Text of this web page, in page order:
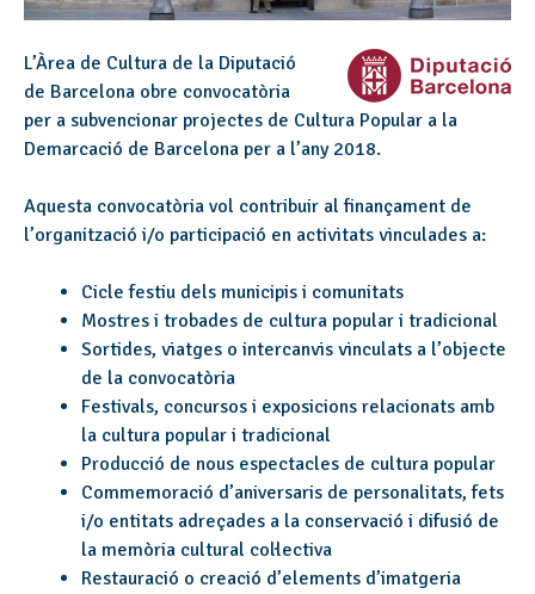
L’Àrea de Cultura de la Diputació
de Barcelona obre convocatòria
per a subvencionar projectes de Cultura Popular a la
Demarcació de Barcelona per a l’any 2018.
Aquesta convocatòria vol contribuir al finançament de
l’organització i/o participació en activitats vinculades a:
Cicle festiu dels municipis i comunitats
Mostres i trobades de cultura popular i tradicional
Sortides, viatges o intercanvis vinculats a l’objecte
de la convocatòria
Festivals, concursos i exposicions relacionats amb
la cultura popular i tradicional
Producció de nous espectacles de cultura popular
Commemoració d’aniversaris de personalitats, fets
i/o entitats adreçades a la conservació i difusió de
la memòria cultural col·lectiva
Restauració o creació d’elements d’imatgeria